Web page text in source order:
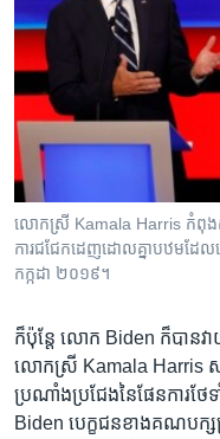
លោក​ស្រី ​Kamala Harris​ កំពុង​ស្
ការ​ជជែក​ដេញ​ដោល​គ្នា​បឋមដែ
កក្កដា​ ២០១៩។
ក៏ប៉ុន្តែ ​លោក​ Biden ​ក៏​បាន​វ
លោក​ស្រី Kamala Harris ​ស
ប្រណាំង​ប្រជែង​នៃ​ផែនការ​
Biden ​បេក្ខជន​ខាង​គណបក្ស​